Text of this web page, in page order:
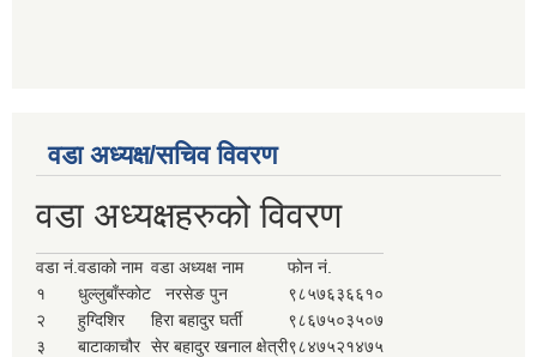
वडा अध्यक्ष/सचिव विवरण
वडा अध्यक्षहरुको विवरण
वडा नं. वडाको नाम वडा अध्यक्ष नाम
फोन नं.
१
धुल्लुबाँस्कोट नरसेङ पुन
९८५७६३६६१०
२
हुग्दिशिर हिरा बहादुर घर्ती
९८६७५०३५०७
३
बाटाकाचौर सेर बहादुर खनाल क्षेत्री९८४७५२१४७५